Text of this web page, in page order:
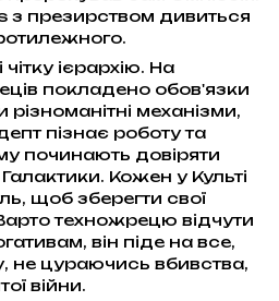
презирством дивиться
ієрархію. На
покладено обов'язки
механізми,
пізнає роботу та
починають довіряти
Кожен у Культі
щоб зберегти свої
Варто техножрецю відчути
він піде на все,
не цураючись вбивства,
війни.